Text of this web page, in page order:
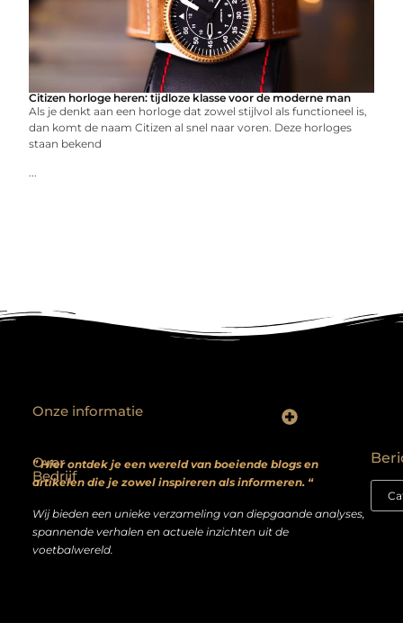
Citizen horloge heren: tijdloze klasse voor de moderne man
Als je denkt aan een horloge dat zowel stijlvol als functioneel is,
dan komt de naam Citizen al snel naar voren. Deze horloges
staan bekend
...
Over
Bedrijf
” Hier ontdek je een wereld van boeiende blogs en
artikelen die je zowel inspireren als informeren. “
Wij bieden een unieke verzameling van diepgaande analyses,
spannende verhalen en actuele inzichten uit de
voetbalwereld.
Onze informatie